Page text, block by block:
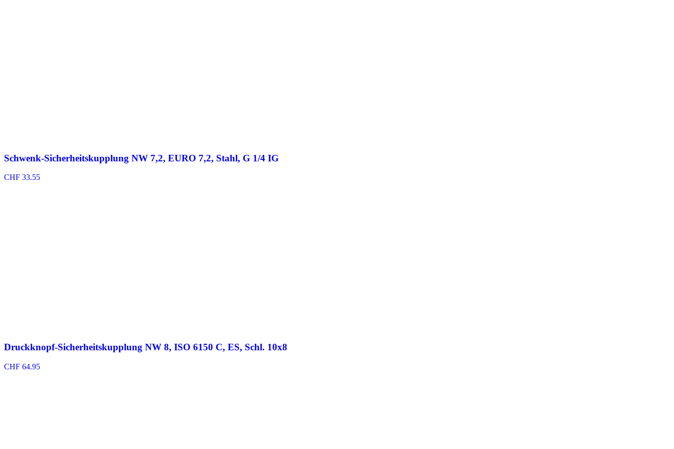
Schwenk-Sicherheitskupplung NW 7,2, EURO 7,2, Stahl, G 1/4 IG
CHF 33.55
Druckknopf-Sicherheitskupplung NW 8, ISO 6150 C, ES, Schl. 10x8
CHF 64.95